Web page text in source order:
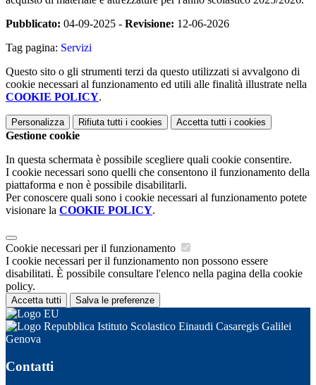
Pubblicato: 04-09-2025 - Revisione: 12-06-2026
Tag pagina: Servizi
Questo sito o gli strumenti terzi da questo utilizzati si avvalgono di
cookie necessari al funzionamento ed utili alle finalità illustrate nella
COOKIE POLICY.
Personalizza Rifiuta tutti i cookies Accetta tutti i cookies
Gestione cookie
In questa schermata è possibile scegliere quali cookie consentire.
I cookie necessari sono quelli che consentono il funzionamento della
piattaforma e non è possibile disabilitarli.
Per conoscere quali sono i cookie necessari al funzionamento potete
visionare la COOKIE POLICY.
Cookie necessari per il funzionamento
I cookie necessari per il funzionamento non possono essere
disabilitati. È possibile consultare l'elenco nella pagina della cookie
policy.
Accetta tutti Salva le preferenze
Istituto Scolastico Einaudi Casaregis Galilei
Genova
Contatti